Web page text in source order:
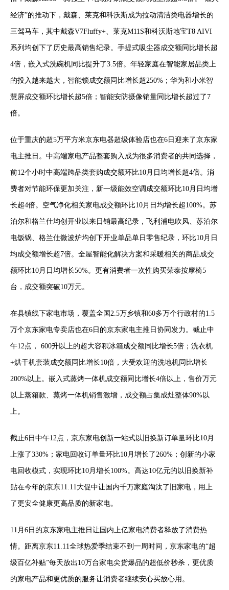
经济”的推动下，戴森、莱克和科沃斯成为拉动清洁类电器增长的
三驾马车，其中戴森V7Fluffy+、莱克M11S和科沃斯地宝T8 AIVI
系列均创下了历史最高销售纪录。手提式吸尘器成交额同比增长超
4倍，嵌入式洗碗机同比提升了3.5倍。年轻家庭在智能家居品类上
的投入越来越大，智能锁成交额同比增长超250%；华为和小米智
慧屏成交额环比增长超5倍；智能安防摄像销量同比增长超过了7
倍。
位于重庆的超5万平方米京东电器超级体验店也在6日迎来了京东家
电主推日。中高端家电产品整套购入成为很多消费者的共同选择，
前12个小时中高端跨品类套购成交额环比10月日均增长超4倍。消
费者对节能环保更加关注，新一级能效空调成交额环比10月日均增
长超4倍。空气净化相关家电成交额环比10月日均增长超100%。苏
泊尔和格兰仕均创开业以来日销最高纪录，飞利浦电吹风、苏泊尔
电饭锅、格兰仕微波炉均创下开业单品单日零售纪录，环比10月日
均成交额增长超7倍。全屋智能化解决方案和采暖相关的商品成交
额环比10月日均增长50%。更有消费者一次性购买荣泰按摩椅5
台，成交额突破10万元。
在县镇线下家电市场，覆盖全国2.5万乡镇和60多万个行政村的1.5
万个京东家电专卖店也在6日的京东家电主推日协同发力。截止中
午12点， 600升以上的超大容积冰箱成交额同比增长5倍；洗衣机
+烘干机套装成交额同比增长10倍，大受欢迎的洗地机同比增长
200%以上。嵌入式蒸烤一体机成交额同比增长4倍以上，售价万元
以上蒸箱款、蒸烤一体机销售激增，成交额占集成灶整体90%以
上。
截止6日中午12点，京东家电创新一站式以旧换新订单量环比10月
上涨了330%；家电回收订单量环比10月增长了260%；创新的小家
电回收模式，实现环比10月增长100%。高达10亿元的以旧换新补
贴在今年的京东11.11大促中让国内千万家庭淘汰了旧家电，用上
了更安全健康更高品质的新家电。
11月6日的京东家电主推日让国内上亿家电消费者释放了消费热
情。距离京东11.11全球热爱季结束不到一周时间，京东家电的“超
级百亿补贴”每天放出10万台家电尖货爆品的超低价秒杀，更优质
的家电产品和更优质的服务让消费者继续安心买放心用。